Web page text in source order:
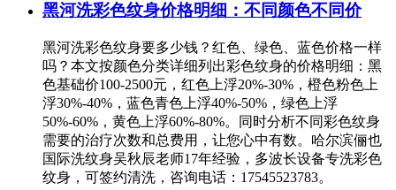
黑河洗彩色纹身价格明细：不同颜色不同价
黑河洗彩色纹身要多少钱？红色、绿色、蓝色价格一样
吗？本文按颜色分类详细列出彩色纹身的价格明细：黑
色基础价100-2500元，红色上浮20%-30%，橙色粉色上
浮30%-40%，蓝色青色上浮40%-50%，绿色上浮
50%-60%，黄色上浮60%-80%。同时分析不同彩色纹身
需要的治疗次数和总费用，让您心中有数。哈尔滨俪也
国际洗纹身吴秋辰老师17年经验，多波长设备专洗彩色
纹身，可签约清洗，咨询电话：17545523783。